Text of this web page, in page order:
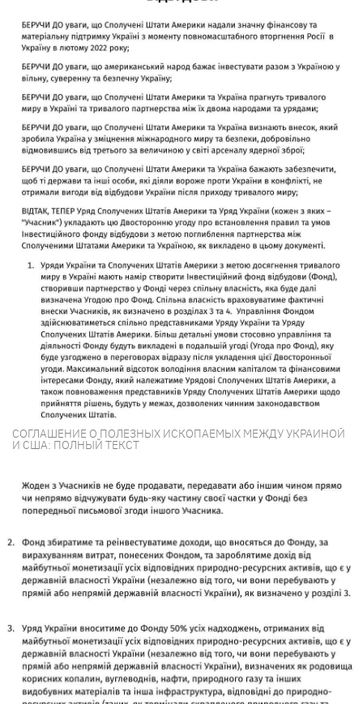
СОГЛАШЕНИЕ О ПОЛЕЗНЫХ ИСКОПАЕМЫХ МЕЖДУ УКРАИНОЙ
И США: ПОЛНЫЙ ТЕКСТ